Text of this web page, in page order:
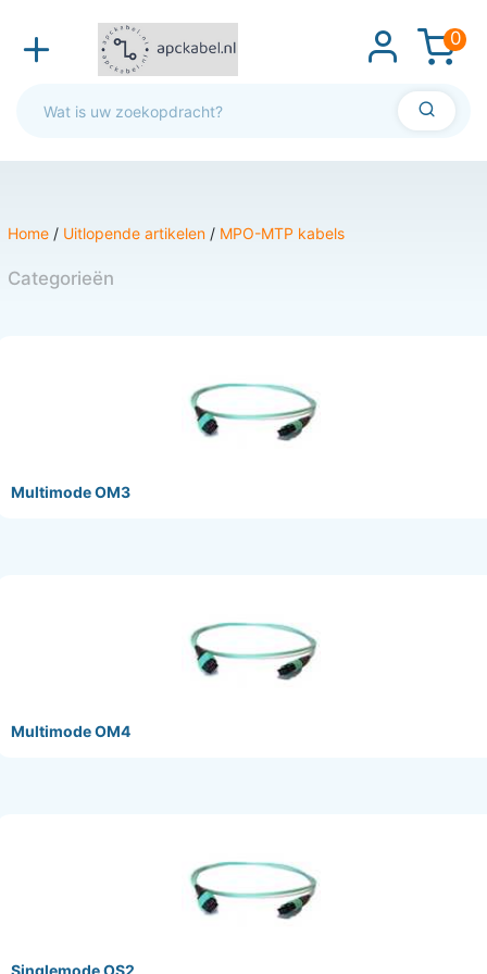
0
Home / Uitlopende artikelen / MPO-MTP kabels
Categorieën
Multimode OM3
Multimode OM4